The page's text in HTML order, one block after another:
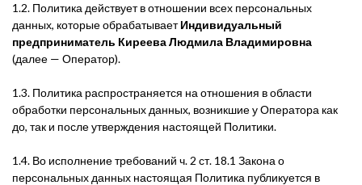
1.2. Политика действует в отношении всех персональных
данных, которые обрабатываетИндивидуальный
предприниматель Киреева Людмила Владимировна
(далее — Оператор).
1.3. Политика распространяется на отношения в области
обработки персональных данных, возникшие у Оператора как
до, так и после утверждения настоящей Политики.
1.4. Во исполнение требований ч. 2 ст. 18.1 Закона о
персональных данных настоящая Политика публикуется в